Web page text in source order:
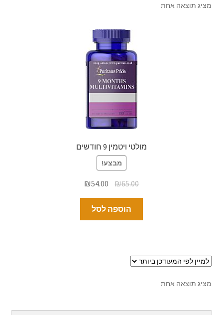
מציג תוצאה אחת
מולטי ויטמין 9 חודשים
מבצע!
₪65.00
₪54.00
הוספה לסל
מציג תוצאה אחת